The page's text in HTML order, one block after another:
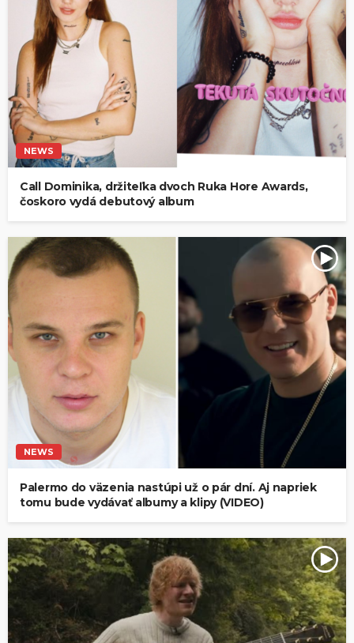
NEWS
Call Dominika, držiteľka dvoch Ruka Hore Awards,
čoskoro vydá debutový album
NEWS
Palermo do väzenia nastúpi už o pár dní. Aj napriek
tomu bude vydávať albumy a klipy (VIDEO)